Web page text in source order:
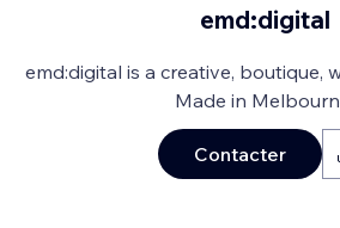
emd:digital
emd:digital is a creative, boutique,
Made in
Contacter